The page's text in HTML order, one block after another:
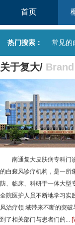
首页
热门搜索： 常见的
关于复大/ Brand
南通复大皮肤病专科门
的白癜风诊疗机构，是一所
防、临床、科研于一体大型
全院医护人员不断地学习实
风治疗领 域带来不断的突破
到了相关部门与患者们的... [